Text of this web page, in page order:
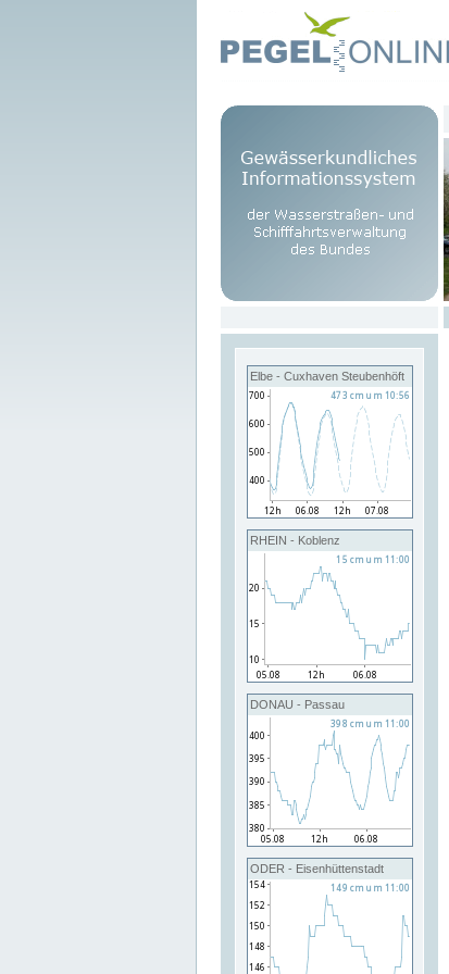
Elbe - Cuxhaven Steubenhöft
RHEIN - Koblenz
DONAU - Passau
ODER - Eisenhüttenstadt